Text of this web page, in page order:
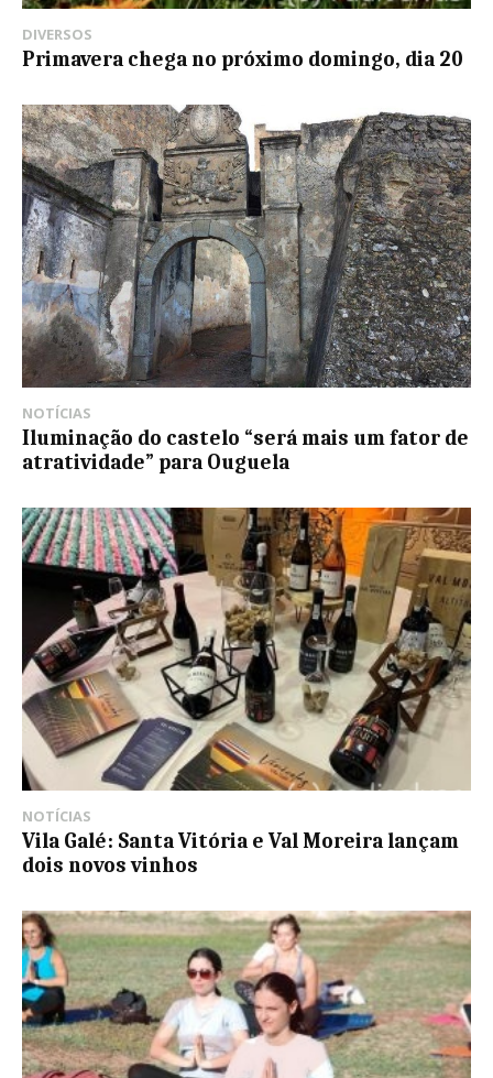
DIVERSOS
Primavera chega no próximo domingo, dia 20
NOTÍCIAS
Iluminação do castelo “será mais um fator de
atratividade” para Ouguela
NOTÍCIAS
Vila Galé: Santa Vitória e Val Moreira lançam
dois novos vinhos